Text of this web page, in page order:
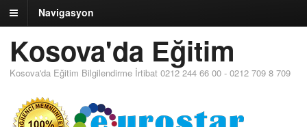
Navigasyon
Kosova'da Eğitim
Kosova'da Eğitim Bilgilendirme İrtibat 0212 244 66 00 - 0212 709 8 709